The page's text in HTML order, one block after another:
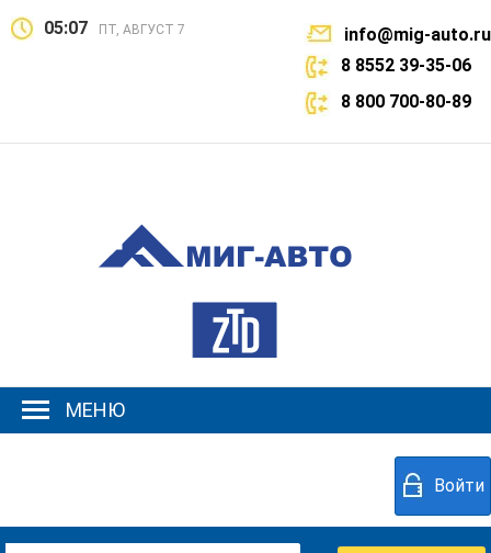
05:07 ПТ, АВГУСТ 7
info@mig-auto.ru
8 8552 39-35-06
8 800 700-80-89
МЕНЮ
Войти